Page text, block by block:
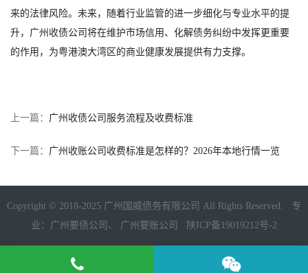
来的法律风险。未来，随着行业监管的进一步细化与专业水平的提
升，广州收债公司将在维护市场信用、化解债务纠纷中发挥更重要
的作用，为粤港澳大湾区的商业健康发展提供有力支撑。
上一篇： 广州收债公司服务流程及收费标准
下一篇： 广州收账公司收费标准是怎样的？2026年本地行情一览
Copyright © 2018-2025 广州国威债务有限公司 All Rights Reserved. 专
业： 广州要债公司 、 广州要账公司 陕ICP备19019212号-2